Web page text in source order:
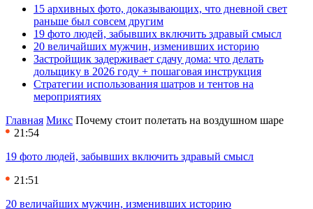
15 архивных фото, доказывающих, что дневной свет
раньше был совсем другим
19 фото людей, забывших включить здравый смысл
20 величайших мужчин, изменивших историю
Застройщик задерживает сдачу дома: что делать
дольщику в 2026 году + пошаговая инструкция
Стратегии использования шатров и тентов на
мероприятиях
Главная Микс Почему стоит полетать на воздушном шаре
21:54
19 фото людей, забывших включить здравый смысл
21:51
20 величайших мужчин, изменивших историю